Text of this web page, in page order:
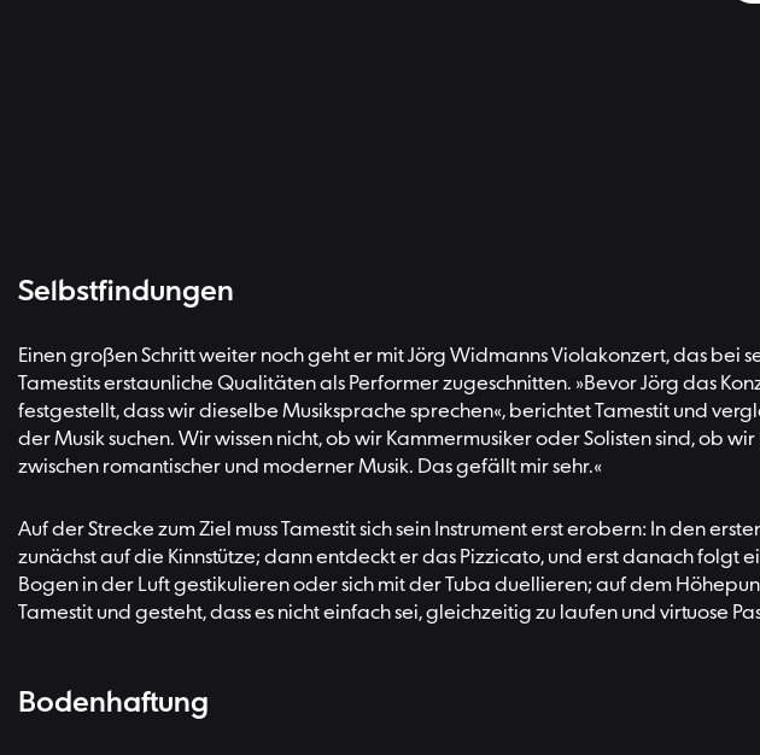
Selbstfindungen
Einen großen Schritt weiter noch geht er mit Jörg Widmanns Violakonzert, das
Tamestits erstaunliche Qualitäten als Performer zugeschnitten. »Bevor Jörg das
festgestellt, dass wir dieselbe Musiksprache sprechen«, berichtet Tamestit und
der Musik suchen. Wir wissen nicht, ob wir Kammermusiker oder Solisten sind, ob
zwischen romantischer und moderner Musik. Das gefällt mir sehr.«
Auf der Strecke zum Ziel muss Tamestit sich sein Instrument erst erobern: In den
zunächst auf die Kinnstütze; dann entdeckt er das Pizzicato, und erst danach folgt
Bogen in der Luft gestikulieren oder sich mit der Tuba duellieren; auf dem
Tamestit und gesteht, dass es nicht einfach sei, gleichzeitig zu laufen und virtuose
Bodenhaftung